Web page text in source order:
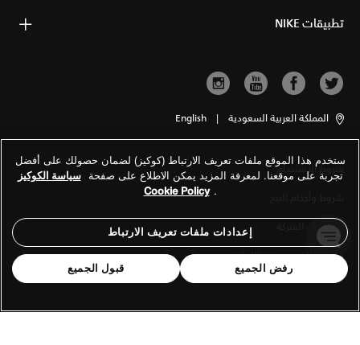
تطبيقات NIKE
المملكة العربية السعودية |
English
شروط الاستخدام
معلومات الشركة
سياسة الخصوصية والكوكيز
ستخدم هذا الموقع ملفات تعريف الارتباط (كوكيز) لضمان حصولك على أفضل
تجربة على موقعنا. لمعرفة المزيد يمكن الاطلاع على صفحة سياسة الكوكيز
.
Cookie Policy
إعدادات ملفات تعريف الارتباط
رفض الجميع قبول الجميع